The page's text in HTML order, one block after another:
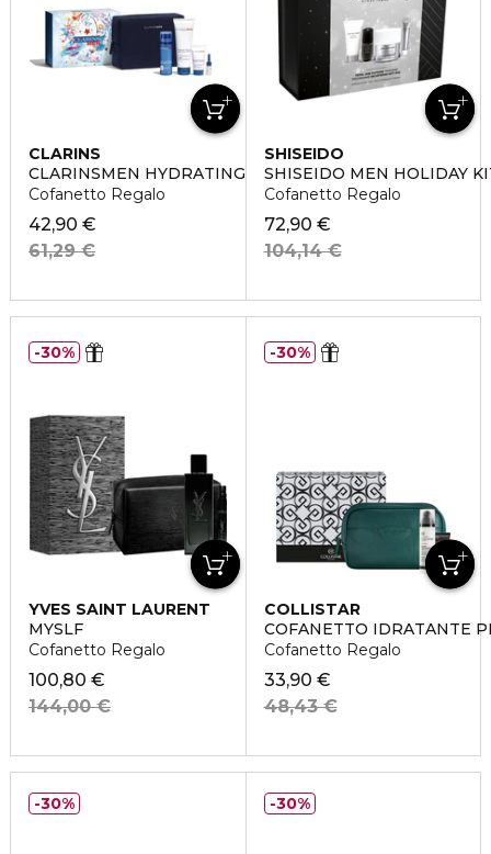
CLARINS
CLARINSMEN HYDRATING ESSENTIALS
Cofanetto Regalo
42,90 €
61,29 €
SHISEIDO
SHISEIDO MEN HOLIDAY
Cofanetto Regalo
72,90 €
104,14 €
YVES SAINT LAURENT
MYSLF
Cofanetto Regalo
100,80 €
144,00 €
30%
COLLISTAR
COFANETTO IDRATANTE
Cofanetto Regalo
33,90 €
48,43 €
30%
30% 30%